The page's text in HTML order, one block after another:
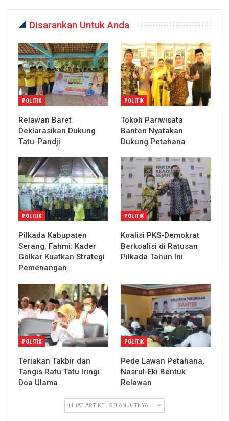
Disarankan Untuk Anda
POLITIK
Relawan Baret
Deklarasikan Dukung
Tatu-Pandji
POLITIK
Tokoh Pariwisata
Banten Nyatakan
Dukung Petahana
POLITIK
Pilkada Kabupaten
Serang, Fahmi: Kader
Golkar Kuatkan Strategi
Pemenangan
POLITIK
Koalisi PKS-Demokrat
Berkoalisi di Ratusan
Pilkada Tahun Ini
POLITIK
Teriakan Takbir dan
Tangis Ratu Tatu Iringi
Doa Ulama
POLITIK
Pede Lawan Petahana,
Nasrul-Eki Bentuk
Relawan
LIHAT ARTIKEL SELANJUTNYA ...